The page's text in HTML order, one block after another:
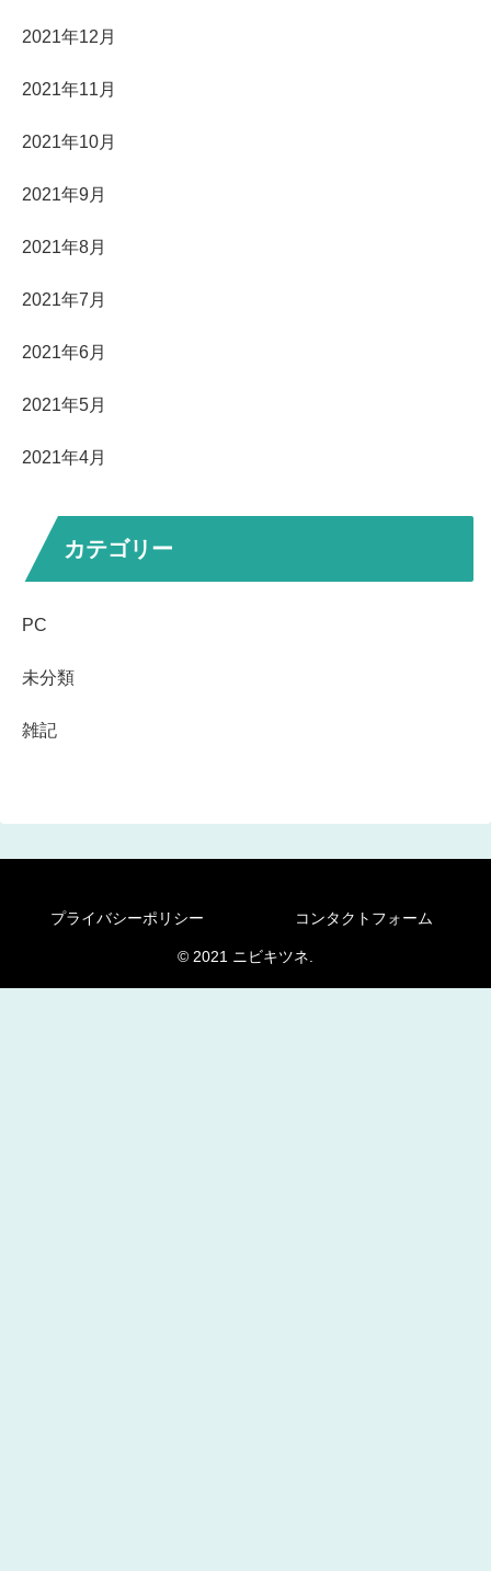
2021年12月
2021年11月
2021年10月
2021年9月
2021年8月
2021年7月
2021年6月
2021年5月
2021年4月
カテゴリー
PC
未分類
雑記
プライバシーポリシー コンタクトフォーム
© 2021 ニビキツネ.